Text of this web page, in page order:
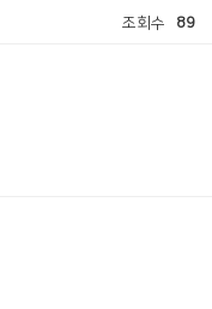
조회수 89